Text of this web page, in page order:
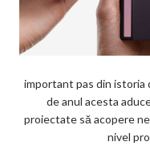
important pas din istoria
de anul acesta
proiectate să acopere
nivel